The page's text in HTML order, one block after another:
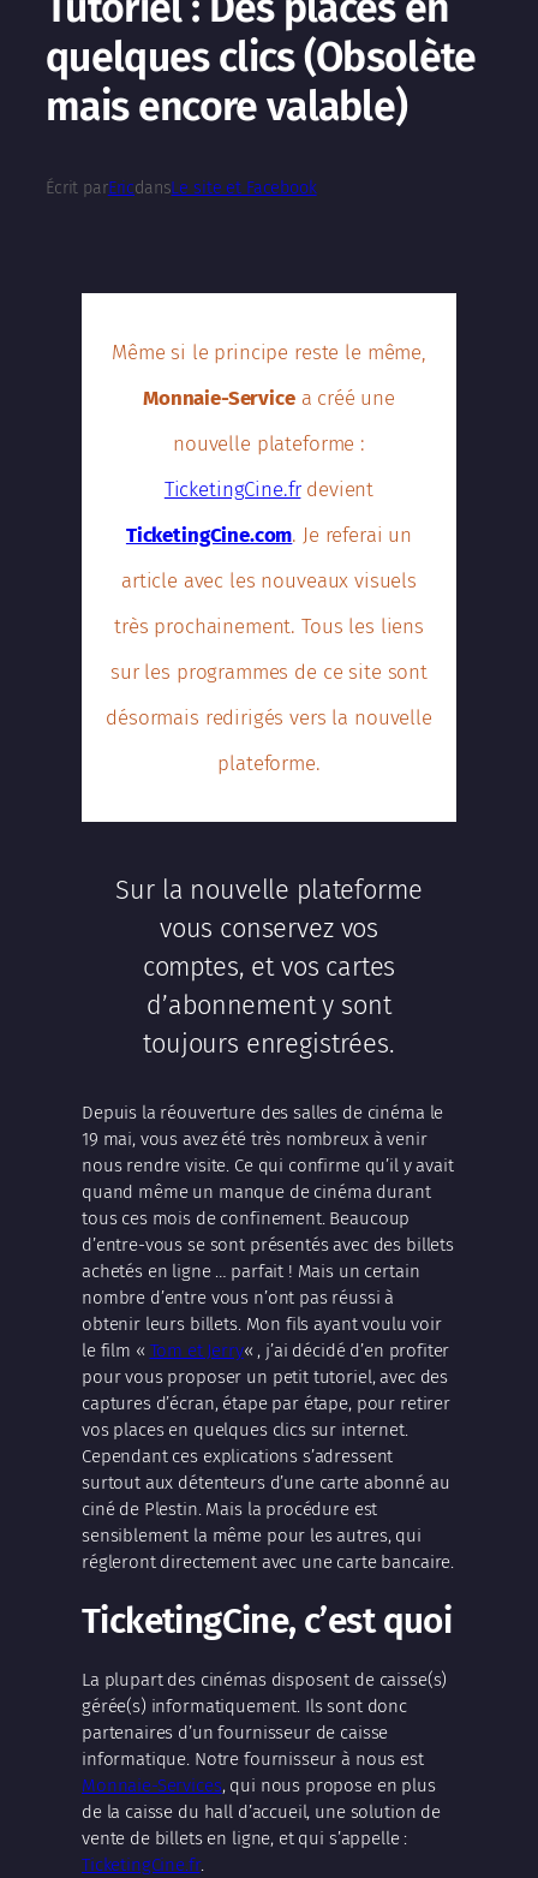
quelques clics (Obsolète
mais encore valable)
Écrit parEricdansLe site et Facebook
Même si le principe reste le même,
Monnaie-Servicea créé une
nouvelle plateforme :
TicketingCine.frdevient
TicketingCine.com. Je referai un
article avec les nouveaux visuels
très prochainement. Tous les liens
sur les programmes de ce site sont
désormais redirigés vers la nouvelle
plateforme.
Sur la nouvelle plateforme
vous conservez vos
comptes, et vos cartes
d’abonnement y sont
toujours enregistrées.
Depuis la réouverture des salles de cinéma le
19 mai, vous avez été très nombreux à venir
nous rendre visite. Ce qui confirme qu’il y avait
quand même un manque de cinéma durant
tous ces mois de confinement. Beaucoup
d’entre-vous se sont présentés avec des billets
achetés en ligne … parfait ! Mais un certain
nombre d’entre vous n’ont pas réussi à
obtenir leurs billets. Mon fils ayant voulu voir
le film « Tom et Jerry« , j’ai décidé d’en profiter
pour vous proposer un petit tutoriel, avec des
captures d’écran, étape par étape, pour retirer
vos places en quelques clics sur internet.
Cependant ces explications s’adressent
surtout aux détenteurs d’une carte abonné au
ciné de Plestin. Mais la procédure est
sensiblement la même pour les autres, qui
régleront directement avec une carte bancaire.
TicketingCine, c’est quoi
La plupart des cinémas disposent de caisse(s)
gérée(s) informatiquement. Ils sont donc
partenaires d’un fournisseur de caisse
informatique. Notre fournisseur à nous est
Monnaie-Services, qui nous propose en plus
de la caisse du hall d’accueil, une solution de
vente de billets en ligne, et qui s’appelle :
TicketingCine.fr.